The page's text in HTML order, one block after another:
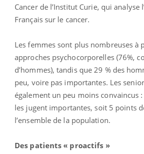
Cancer de l’Institut Curie, qui analyse
Français sur le cancer.
Les femmes sont plus nombreuses à
approches psychocorporelles (76%,
d’hommes), tandis que 29 % des
peu, voire pas importantes. Les
également un peu moins convaincus :
les jugent importantes, soit 5 points
l’ensemble de la population.
Des patients « proactifs »